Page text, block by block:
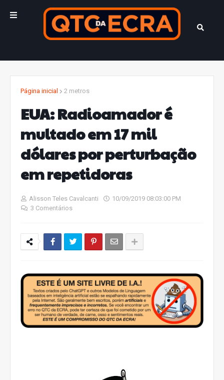
Página inicial 2 metros
EUA: Radioamador é
multado em 17 mil
dólares por perturbação
em repetidoras
Alisson Teles Cavalcanti
10/09/2019 08:03:00 PM
3 Comentários